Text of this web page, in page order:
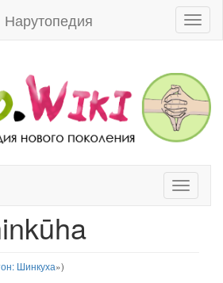
Нарутопедия
Toggle
к:навигация,поиск
Шинкуха»)